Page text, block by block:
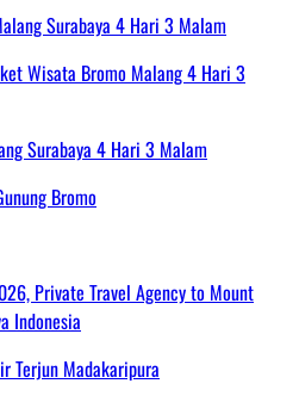
Wisata Bromo Malang 4 Hari 3
Surabaya 4 Hari 3 Malam
Private Travel Agency to Mount
Indonesia